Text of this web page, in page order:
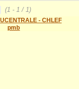
(1 - 1 / 1)
- CHLEF
pmb